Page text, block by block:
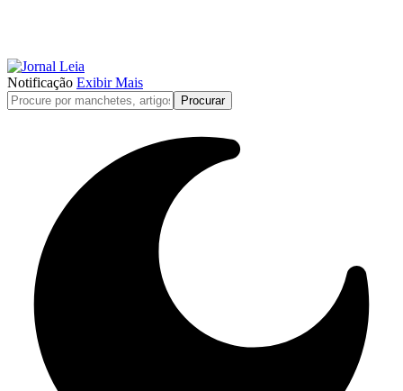
Notificação Exibir Mais